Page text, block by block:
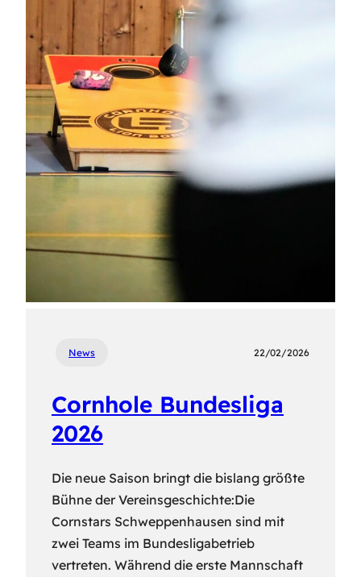
News 22/02/2026
Cornhole Bundesliga
2026
Die neue Saison bringt die bislang größte
Bühne der Vereinsgeschichte:Die
Cornstars Schweppenhausen sind mit
zwei Teams im Bundesligabetrieb
vertreten. Während die erste Mannschaft